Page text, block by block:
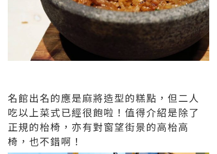
名館出名的應是麻將造型的糕點，但二人
吃以上菜式已經很飽啦！值得介紹是除了
正規的枱椅，亦有對窗望街景的高枱高
椅，也不錯啊！